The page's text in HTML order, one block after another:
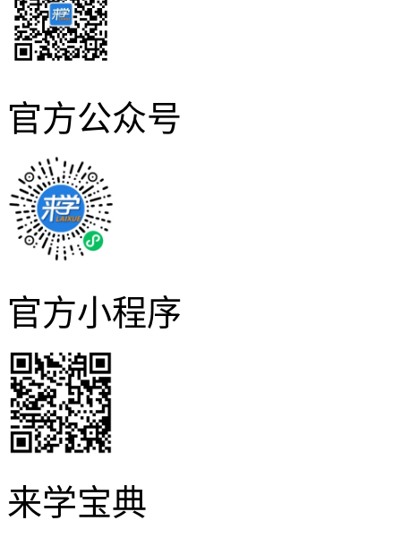
官方公众号
官方小程序
来学宝典